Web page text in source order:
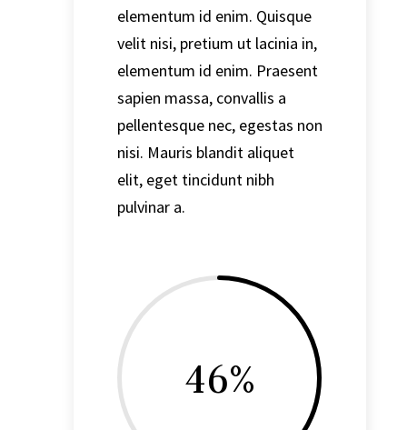
elementum id enim. Quisque
velit nisi, pretium ut lacinia in,
elementum id enim. Praesent
sapien massa, convallis a
pellentesque nec, egestas non
nisi. Mauris blandit aliquet
elit, eget tincidunt nibh
pulvinar a.
46%